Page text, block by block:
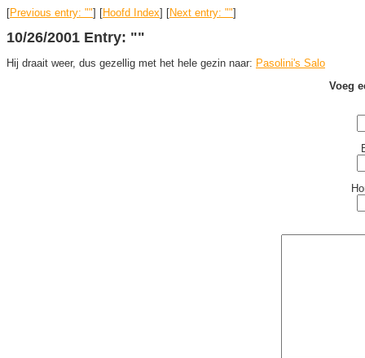
[Previous entry: ""] [Hoofd Index] [Next entry: ""]
10/26/2001 Entry: ""
Hij draait weer, dus gezellig met het hele gezin naar: Pasolini's Salo
Voeg